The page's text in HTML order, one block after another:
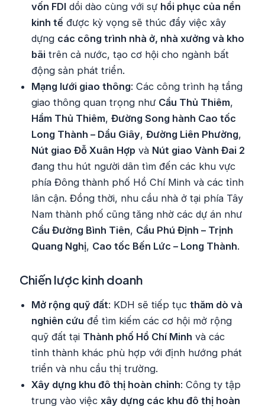
vốn FDI dồi dào cùng với sự hồi phục của nền
kinh tế được kỳ vọng sẽ thúc đẩy việc xây
dựng các công trình nhà ở, nhà xưởng và kho
bãi trên cả nước, tạo cơ hội cho ngành bất
động sản phát triển.
Mạng lưới giao thông: Các công trình hạ tầng
giao thông quan trọng như Cầu Thủ Thiêm,
Hầm Thủ Thiêm,Đường Song hành Cao tốc
Long Thành – Dầu Giây,Đường Liên Phường,
Nút giao Đỗ Xuân Hợp và Nút giao Vành Đai 2
đang thu hút người dân tìm đến các khu vực
phía Đông thành phố Hồ Chí Minh và các tỉnh
lân cận. Đồng thời, nhu cầu nhà ở tại phía Tây
Nam thành phố cũng tăng nhờ các dự án như
Cầu Đường Bình Tiên, Cầu Phú Định – Trịnh
Quang Nghị, Cao tốc Bến Lức – Long Thành.
Chiến lược kinh doanh
Mở rộng quỹ đất: KDH sẽ tiếp tụcthăm dò và
nghiên cứu để tìm kiếm các cơ hội mở rộng
quỹ đất tại Thành phố Hồ Chí Minh và các
tỉnh thành khác phù hợp với định hướng phát
triển và nhu cầu thị trường.
Xây dựng khu đô thị hoàn chỉnh: Công ty tập
trung vào việcxây dựng các khu đô thị hoàn